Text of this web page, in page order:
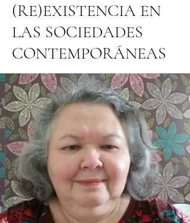
(RE)EXISTENCIA EN
LAS SOCIEDADES
CONTEMPORÁNEAS